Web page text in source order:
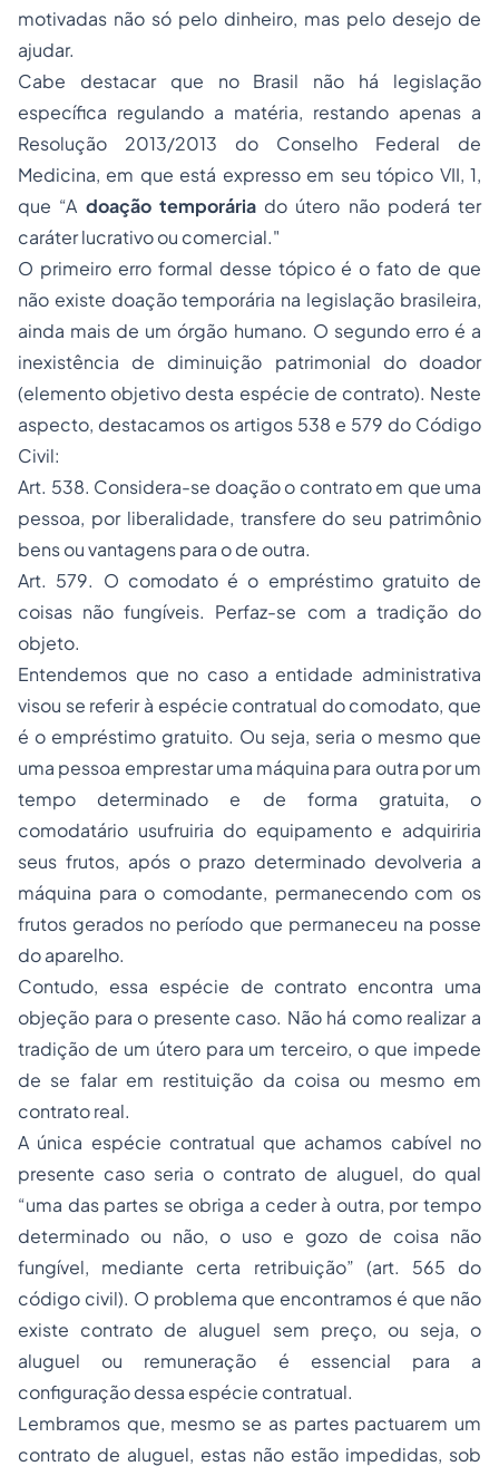
motivadas não só pelo dinheiro, mas pelo desejo de
ajudar.
Cabe destacar que no Brasil não há legislação
específica regulando a matéria, restando apenas a
Resolução 2013/2013 do Conselho Federal de
Medicina, em que está expresso em seu tópico VII, 1,
que “A doação temporáriado útero não poderá ter
caráter lucrativo ou comercial."
O primeiro erro formal desse tópico é o fato de que
não existe doação temporária na legislação brasileira,
ainda mais de um órgão humano. O segundo erro é a
inexistência de diminuição patrimonial do doador
(elemento objetivo desta espécie de contrato). Neste
aspecto, destacamos os artigos 538 e 579 do Código
Civil:
Art. 538. Considera-se doação o contrato em que uma
pessoa, por liberalidade, transfere do seu patrimônio
bens ou vantagens para o de outra.
Art. 579. O comodato é o empréstimo gratuito de
coisas não fungíveis. Perfaz-se com a tradição do
objeto.
Entendemos que no caso a entidade administrativa
visou se referir à espécie contratual do comodato, que
é o empréstimo gratuito. Ou seja, seria o mesmo que
uma pessoa emprestar uma máquina para outra por um
tempo determinado e de forma gratuita, o
comodatário usufruiria do equipamento e adquiriria
seus frutos, após o prazo determinado devolveria a
máquina para o comodante, permanecendo com os
frutos gerados no período que permaneceu na posse
do aparelho.
Contudo, essa espécie de contrato encontra uma
objeção para o presente caso. Não há como realizar a
tradição de um útero para um terceiro, o que impede
de se falar em restituição da coisa ou mesmo em
contrato real.
A única espécie contratual que achamos cabível no
presente caso seria o contrato de aluguel, do qual
“uma das partes se obriga a ceder à outra, por tempo
determinado ou não, o uso e gozo de coisa não
fungível, mediante certa retribuição” (art. 565 do
código civil). O problema que encontramos é que não
existe contrato de aluguel sem preço, ou seja, o
aluguel ou remuneração é essencial para a
configuração dessa espécie contratual.
Lembramos que, mesmo se as partes pactuarem um
contrato de aluguel, estas não estão impedidas, sob